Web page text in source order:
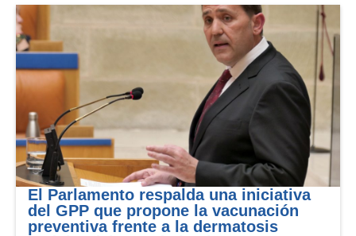
El Parlamento respalda una iniciativa
del GPP que propone la vacunación
preventiva frente a la dermatosis